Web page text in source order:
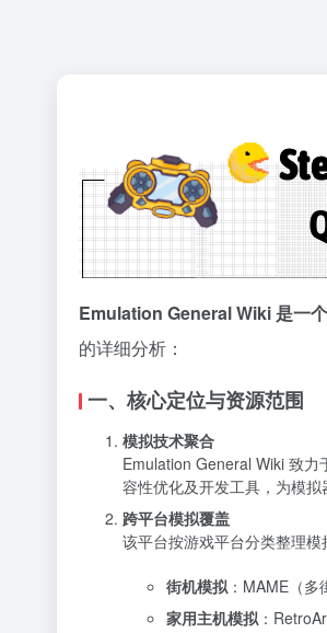
Emulation General Wiki 是一
的详细分析：
一、核心定位与资源范围
模拟技术聚合
Emulation General Wiki 致力
容性优化及开发工具，为模拟
跨平台模拟覆盖
该平台按游戏平台分类整理模
街机模拟 ：MAME（
家用主机模拟 ：